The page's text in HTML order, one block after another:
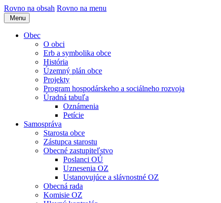
Rovno na obsah Rovno na menu
Menu
Obec
O obci
Erb a symbolika obce
História
Územný plán obce
Projekty
Program hospodárskeho a sociálneho rozvoja
Úradná tabuľa
Oznámenia
Petície
Samospráva
Starosta obce
Zástupca starostu
Obecné zastupiteľstvo
Poslanci OÚ
Uznesenia OZ
Ustanovujúce a slávnostné OZ
Obecná rada
Komisie OZ